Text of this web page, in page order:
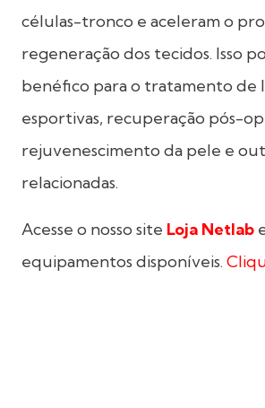
células-tronco e aceleram o
regeneração dos tecidos. Isso
benéfico para o tratamento de
esportivas, recuperação pós-
rejuvenescimento da pele e
relacionadas.
Acesse o nosso site Loja Netlab
equipamentos disponíveis.